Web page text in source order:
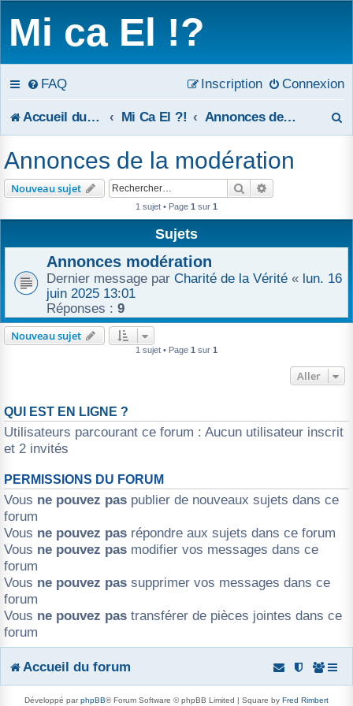
Mi ca El !?
FAQ Connexion
Inscription
Accueil du forum Mi Ca El ?! Annonces de la modération
h
r
Annonces de la modération
Nouveau sujet Rechercher
1 sujet • Page 1 sur 1
Sujets
Annonces modération
Dernier message par Charité de la Vérité « lun. 16
juin 2025 13:01
Réponses : 9
Nouveau sujet
1 sujet • Page 1 sur 1
Aller
QUI EST EN LIGNE ?
Utilisateurs parcourant ce forum : Aucun utilisateur inscrit
et 2 invités
PERMISSIONS DU FORUM
Vous ne pouvez pas publier de nouveaux sujets dans ce
forum
Vous ne pouvez pas répondre aux sujets dans ce forum
Vous ne pouvez pas modifier vos messages dans ce
forum
Vous ne pouvez pas supprimer vos messages dans ce
forum
Vous ne pouvez pas transférer de pièces jointes dans ce
forum
Accueil du forum
Développé parphpBB® Forum Software © phpBB Limited | Square by Fred Rimbert